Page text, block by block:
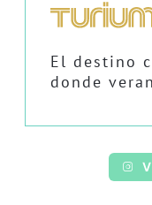
El destino
donde